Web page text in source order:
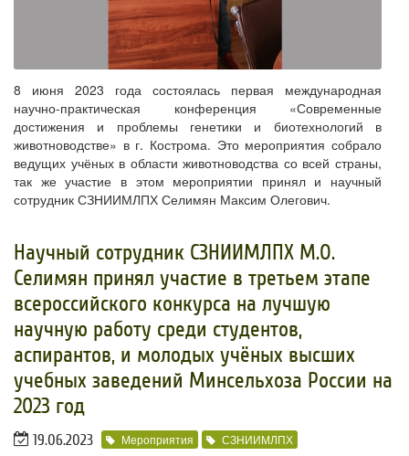
8 июня 2023 года состоялась первая международная
научно-практическая конференция «Современные
достижения и проблемы генетики и биотехнологий в
животноводстве» в г. Кострома. Это мероприятия собрало
ведущих учёных в области животноводства со всей страны,
так же участие в этом мероприятии принял и научный
сотрудник СЗНИИМЛПХ Селимян Максим Олегович.
Научный сотрудник СЗНИИМЛПХ М.О.
Селимян принял участие в третьем этапе
всероссийского конкурса на лучшую
научную работу среди студентов,
аспирантов, и молодых учёных высших
учебных заведений Минсельхоза России на
2023 год
19.06.2023 Мероприятия СЗНИИМЛПХ